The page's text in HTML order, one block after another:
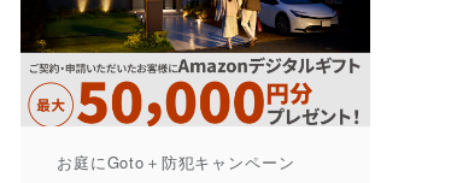
お庭にGoto＋防犯キャンペーン